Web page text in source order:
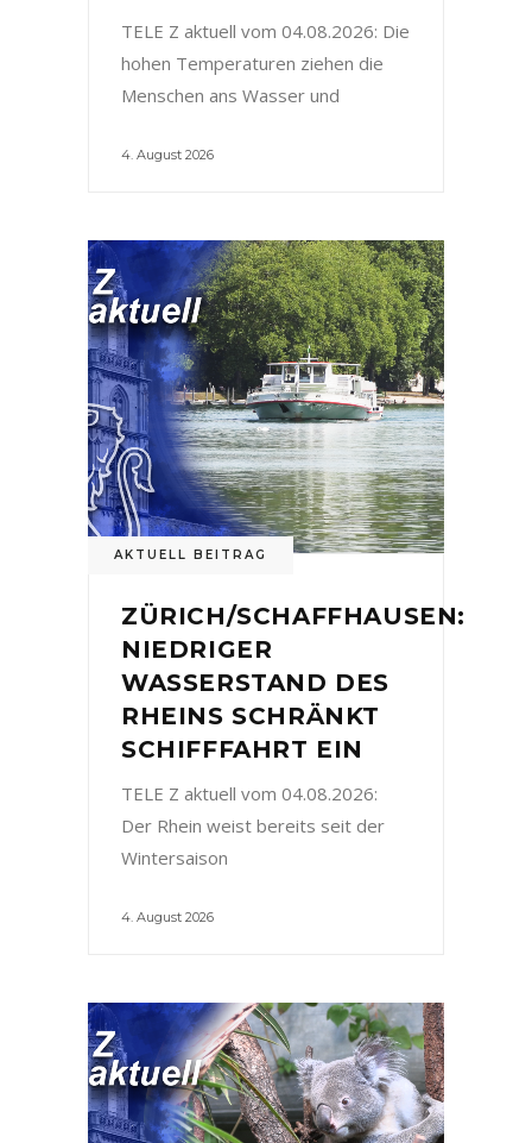
TELE Z aktuell vom 04.08.2026: Die
hohen Temperaturen ziehen die
Menschen ans Wasser und
4. August 2026
AKTUELL BEITRAG
ZÜRICH/SCHAFFHAUSEN:
NIEDRIGER
WASSERSTAND DES
RHEINS SCHRÄNKT
SCHIFFFAHRT EIN
TELE Z aktuell vom 04.08.2026:
Der Rhein weist bereits seit der
Wintersaison
4. August 2026